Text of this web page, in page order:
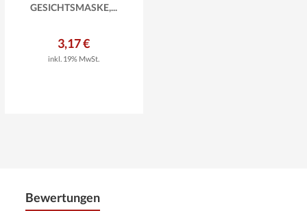
GESICHTSMASKE,...
3,17 €
inkl. 19% MwSt.
Bewertungen